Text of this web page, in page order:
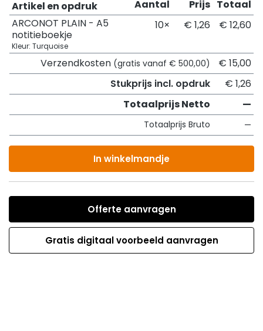
Artikel en opdruk Aantal Prijs Totaal
ARCONOT PLAIN - A5
notitieboekje
Kleur: Turquoise
10× € 1,26 € 12,60
Verzendkosten (gratis vanaf € 500,00)
€ 15,00
Stukprijs incl. opdruk
€ 1,26
Totaalprijs Netto
—
Totaalprijs Bruto —
In winkelmandje
Offerte aanvragen
Gratis digitaal voorbeeld aanvragen